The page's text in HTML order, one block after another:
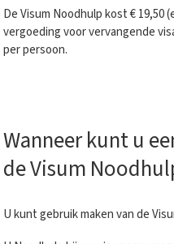
De Visum Noodhulp kost € 19,50
vergoeding voor vervangende
per persoon.
Wanneer kunt u
deVisum
U kunt gebruik maken van de